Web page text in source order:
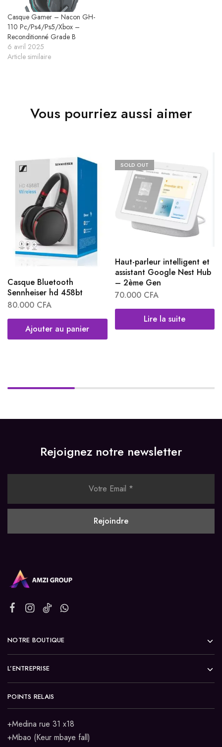
Casque Gamer – Nacon GH-
110 Pc/Ps4/Ps5/Xbox –
Reconditionné Grade B
6 avril 2025
Article similaire
Vous pourriez aussi aimer
Casque Bluetooth
Sennheiser hd 458bt
80.000 CFA
Ajouter au panier
SOLD OUT
Haut-parleur intelligent et
assistant Google Nest Hub
– 2ème Gen
70.000 CFA
Lire la suite
Rejoignez notre newsletter
NOTRE BOUTIQUE
L’ENTREPRISE
POINTS RELAIS
+Medina rue 31 x18
+Mbao (Keur mbaye fall)